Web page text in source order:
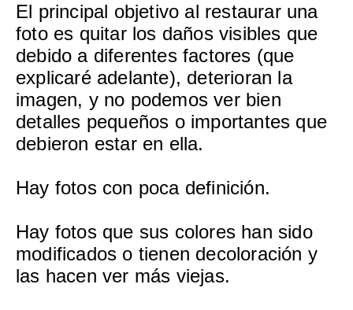
El principal objetivo al restaurar una
foto es quitar los daños visibles que
debido a diferentes factores (que
explicaré adelante), deterioran la
imagen, y no podemos ver bien
detalles pequeños o importantes que
debieron estar en ella.
Hay fotos con poca definición.
Hay fotos que sus colores han sido
modificados o tienen decoloración y
las hacen ver más viejas.